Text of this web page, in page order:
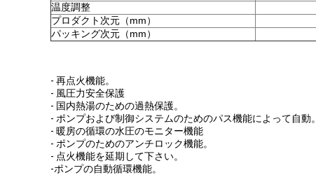
温度調整
プロダクト次元（mm）
パッキング次元（mm）
- 再点火機能。
- 風圧力安全保護
- 国内熱湯のための過熱保護。
- ポンプおよび制御システムのためのパス機能によって自動。
- 暖房の循環の水圧のモニター機能
- ポンプのためのアンチロック機能。
- 点火機能を延期して下さい。
-ポンプの自動循環機能。